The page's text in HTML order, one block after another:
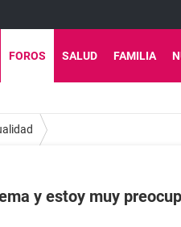
FOROS SALUD FAMILIA
y estoy muy